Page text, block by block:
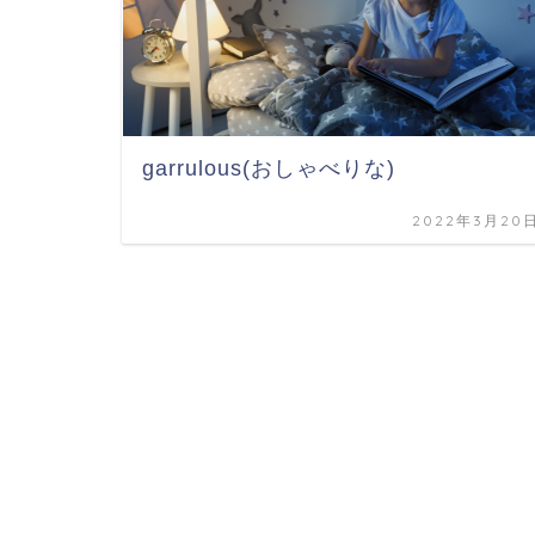
garrulous(おしゃべりな)
2022年3月20